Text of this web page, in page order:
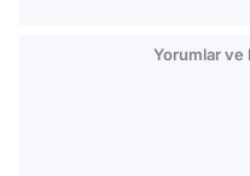
Yorumlar ve